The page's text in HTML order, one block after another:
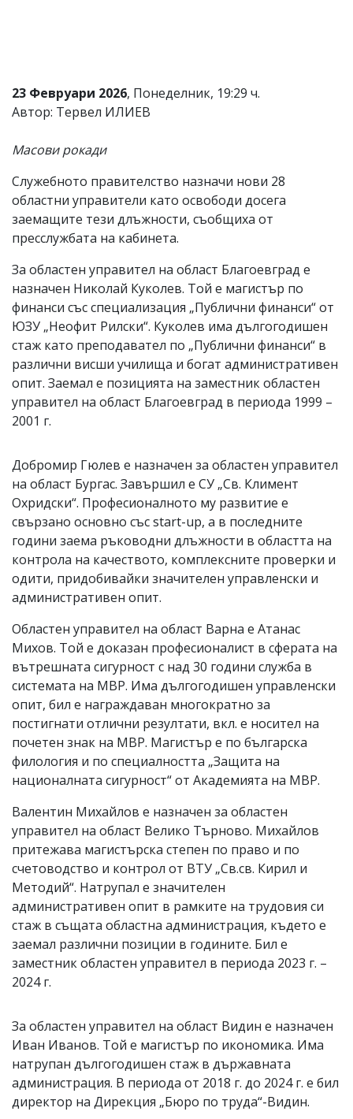
от
читателите
и
не
носи
отговорност
за
тях!
Ако
обиден
вас
коментар,
моля
сигнализирайте
ни!
23 Февруари 2026, Понеделник, 19:29 ч.
Автор: Тервел ИЛИЕВ
Масови рокади
Служебното правителство назначи нови 28
областни управители като освободи досега
заемащите тези длъжности, съобщиха от
пресслужбата на кабинета.
За областен управител на област Благоевград е
назначен Николай Куколев. Той е магистър по
финанси със специализация „Публични финанси“ от
ЮЗУ „Неофит Рилски“. Куколев има дългогодишен
стаж като преподавател по „Публични финанси“ в
различни висши училища и богат административен
опит. Заемал е позицията на заместник областен
управител на област Благоевград в периода 1999 –
2001 г.
Добромир Гюлев е назначен за областен управител
на област Бургас. Завършил е СУ „Св. Климент
Охридски“. Професионалното му развитие е
свързано основно със start-up, а в последните
години заема ръководни длъжности в областта на
контрола на качеството, комплексните проверки и
одити, придобивайки значителен управленски и
административен опит.
Областен управител на област Варна е Атанас
Михов. Той е доказан професионалист в сферата на
вътрешната сигурност с над 30 години служба в
системата на МВР. Има дългогодишен управленски
опит, бил е награждаван многократно за
постигнати отлични резултати, вкл. е носител на
почетен знак на МВР. Магистър е по българска
филология и по специалността „Защита на
националната сигурност“ от Академията на МВР.
Валентин Михайлов е назначен за областен
управител на област Велико Търново. Михайлов
притежава магистърска степен по право и по
счетоводство и контрол от ВТУ „Св.св. Кирил и
Методий“. Натрупал е значителен
административен опит в рамките на трудовия си
стаж в същата областна администрация, където е
заемал различни позиции в годините. Бил е
заместник областен управител в периода 2023 г. –
2024 г.
За областен управител на област Видин е назначен
Иван Иванов. Той е магистър по икономика. Има
натрупан дългогодишен стаж в държавната
администрация. В периода от 2018 г. до 2024 г. е бил
директор на Дирекция „Бюро по труда“-Видин.